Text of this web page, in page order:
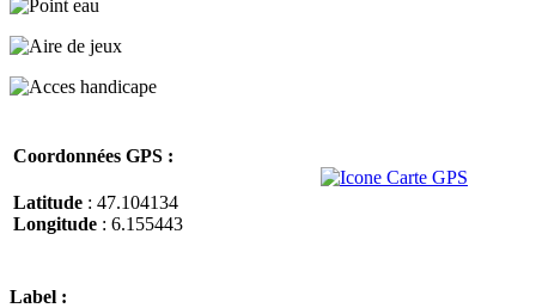
Coordonnées GPS :
Latitude : 47.104134
Longitude : 6.155443
Label :